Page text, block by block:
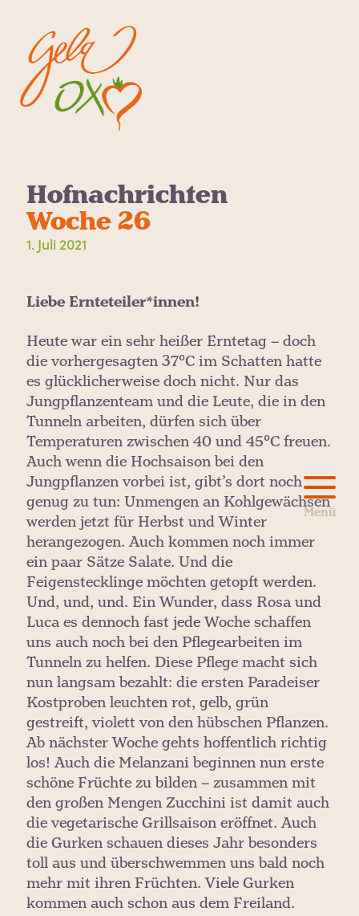
Hofnachrichten
Woche 26
1. Juli 2021
Liebe Ernteteiler*innen!
Heute war ein sehr heißer Erntetag – doch
die vorhergesagten 37°C im Schatten hatte
es glücklicherweise doch nicht. Nur das
Jungpflanzenteam und die Leute, die in den
Tunneln arbeiten, dürfen sich über
Temperaturen zwischen 40 und 45°C freuen.
Auch wenn die Hochsaison bei den
Jungpflanzen vorbei ist, gibt’s dort noch
genug zu tun: Unmengen an Kohlgewächsen
werden jetzt für Herbst und Winter
herangezogen. Auch kommen noch immer
ein paar Sätze Salate. Und die
Feigenstecklinge möchten getopft werden.
Und, und, und. Ein Wunder, dass Rosa und
Luca es dennoch fast jede Woche schaffen
uns auch noch bei den Pflegearbeiten im
Tunneln zu helfen. Diese Pflege macht sich
nun langsam bezahlt: die ersten Paradeiser
Kostproben leuchten rot, gelb, grün
gestreift, violett von den hübschen Pflanzen.
Ab nächster Woche gehts hoffentlich richtig
los! Auch die Melanzani beginnen nun erste
schöne Früchte zu bilden – zusammen mit
den großen Mengen Zucchini ist damit auch
die vegetarische Grillsaison eröffnet. Auch
die Gurken schauen dieses Jahr besonders
toll aus und überschwemmen uns bald noch
mehr mit ihren Früchten. Viele Gurken
kommen auch schon aus dem Freiland.